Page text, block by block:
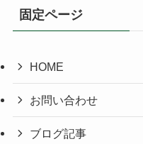
固定ページ
HOME
お問い合わせ
ブログ記事